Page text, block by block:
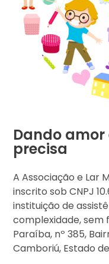
Dando
precisa
A Associação e Lar
inscrito sob CNPJ
instituição de
complexidade, sem
Paraíba, nº 385,
Camboriú, Estado